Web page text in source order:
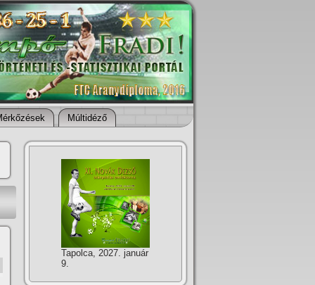
Múltidéző
Tapolca, 2027. január
9.